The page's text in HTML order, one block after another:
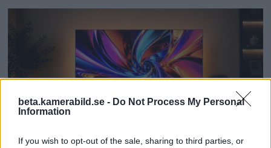
beta.kamerabild.se - Do Not Process My Personal
Information
If you wish to opt-out of the sale, sharing to third parties, or
Den multifunktionella modulen gör
det enkelt för innehållsskapare att
spåra motiv via telefonens inbyggda
kamera, livestreaming-appar och
reagera på kommandon med